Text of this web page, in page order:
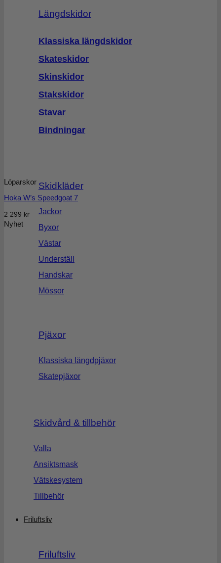
Längdskidor
Klassiska längdskidor
Skateskidor
Skinskidor
Stakskidor
Stavar
Bindningar
Skidkläder
Jackor
Byxor
Västar
Underställ
Handskar
Mössor
Pjäxor
Klassiska längdpjäxor
Skatepjäxor
Skidvård & tillbehör
Valla
Ansiktsmask
Vätskesystem
Tillbehör
Friluftsliv
Friluftsliv
Löparskor
Hoka W’s Speedgoat 7
2 299 kr
Nyhet